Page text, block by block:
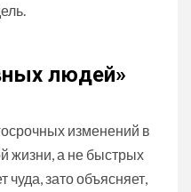
людей»
изменений в
жизни, а не быстрых
зато объясняет,